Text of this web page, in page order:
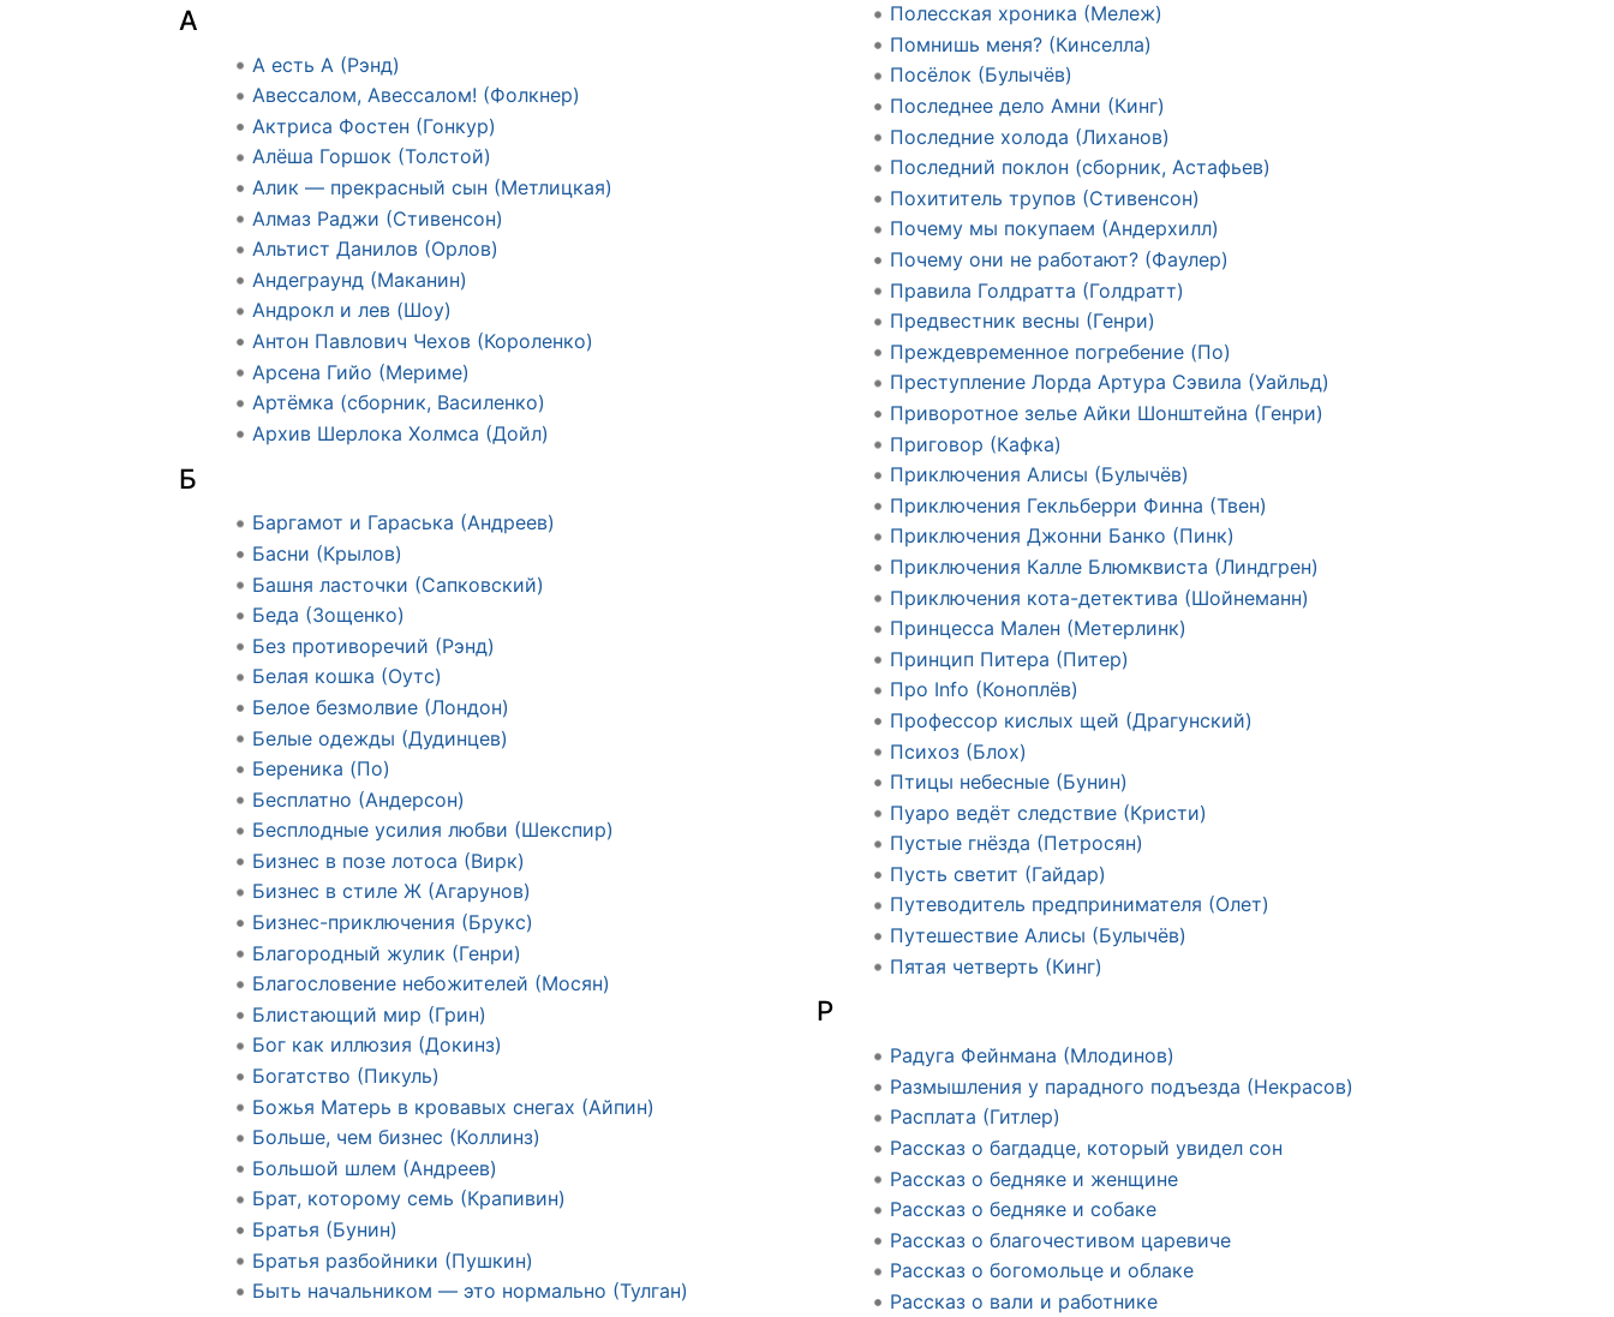
А
А есть А (Рэнд)
Авессалом, Авессалом! (Фолкнер)
Актриса Фостен (Гонкур)
Алёша Горшок (Толстой)
Алик — прекрасный сын (Метлицкая)
Алмаз Раджи (Стивенсон)
Альтист Данилов (Орлов)
Андеграунд (Маканин)
Андрокл и лев (Шоу)
Антон Павлович Чехов (Короленко)
Арсена Гийо (Мериме)
Артёмка (сборник, Василенко)
Архив Шерлока Холмса (Дойл)
Б
Баргамот и Гараська (Андреев)
Басни (Крылов)
Башня ласточки (Сапковский)
Беда (Зощенко)
Без противоречий (Рэнд)
Белая кошка (Оутс)
Белое безмолвие (Лондон)
Белые одежды (Дудинцев)
Береника (По)
Бесплатно (Андерсон)
Бесплодные усилия любви (Шекспир)
Бизнес в позе лотоса (Вирк)
Бизнес в стиле Ж (Агарунов)
Бизнес-приключения (Брукс)
Благородный жулик (Генри)
Благословение небожителей (Мосян)
Блистающий мир (Грин)
Бог как иллюзия (Докинз)
Богатство (Пикуль)
Божья Матерь в кровавых снегах (Айпин)
Больше, чем бизнес (Коллинз)
Большой шлем (Андреев)
Брат, которому семь (Крапивин)
Братья (Бунин)
Братья разбойники (Пушкин)
Быть начальником — это нормально (Тулган)
Полесская хроника (Мележ)
Помнишь меня? (Кинселла)
Посёлок (Булычёв)
Последнее дело Амни (Кинг)
Последние холода (Лиханов)
Последний поклон (сборник, Астафьев)
Похититель трупов (Стивенсон)
Почему мы покупаем (Андерхилл)
Почему они не работают? (Фаулер)
Правила Голдратта (Голдратт)
Предвестник весны (Генри)
Преждевременное погребение (По)
Преступление Лорда Артура Сэвила (Уайльд)
Приворотное зелье Айки Шонштейна (Генри)
Приговор (Кафка)
Приключения Алисы (Булычёв)
Приключения Гекльберри Финна (Твен)
Приключения Джонни Банко (Пинк)
Приключения Калле Блюмквиста (Линдгрен)
Приключения кота-детектива (Шойнеманн)
Принцесса Мален (Метерлинк)
Принцип Питера (Питер)
Про Info (Коноплёв)
Профессор кислых щей (Драгунский)
Психоз (Блох)
Птицы небесные (Бунин)
Пуаро ведёт следствие (Кристи)
Пустые гнёзда (Петросян)
Пусть светит (Гайдар)
Путеводитель предпринимателя (Олет)
Путешествие Алисы (Булычёв)
Пятая четверть (Кинг)
Р
Радуга Фейнмана (Млодинов)
Размышления у парадного подъезда (Некрасов)
Расплата (Гитлер)
Рассказ о багдадце, который увидел сон
Рассказ о бедняке и женщине
Рассказ о бедняке и собаке
Рассказ о благочестивом царевиче
Рассказ о богомольце и облаке
Рассказ о вали и работнике